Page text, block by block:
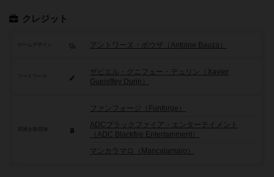
クレジット
ゲームデザイン アントワーヌ・ボウザ（Antoine Bauza）
アートワーク
ザビエル・グニフェー・デュリン（Xavier
Gueniffey Durin）
ファンフォージ（Funforge）
ADCブラックファイア・エンターテイメント
（ADC Blackfire Entertainment）
マンカラマロ（Mancalamaro）